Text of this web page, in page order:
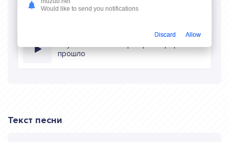
прошло
Текст песни
Would like to send you notifications
Discard Allow